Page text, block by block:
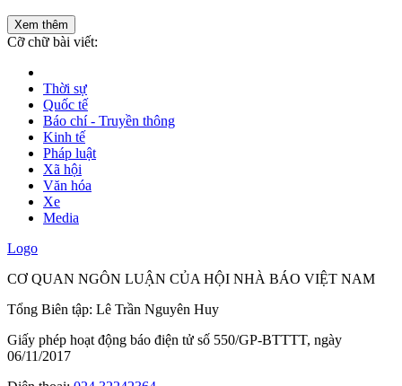
Xem thêm
Cỡ chữ bài viết:
Thời sự
Quốc tế
Báo chí - Truyền thông
Kinh tế
Pháp luật
Xã hội
Văn hóa
Xe
Media
Logo
CƠ QUAN NGÔN LUẬN CỦA HỘI NHÀ BÁO VIỆT NAM
Tổng Biên tập: Lê Trần Nguyên Huy
Giấy phép hoạt động báo điện tử số 550/GP-BTTTT, ngày
06/11/2017